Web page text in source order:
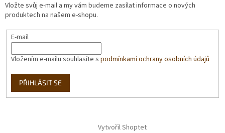
Vložte svůj e-mail a my vám budeme zasílat informace o nových
produktech na našem e-shopu.
E-mail
Vložením e-mailu souhlasíte s podmínkami ochrany osobních údajů
PŘIHLÁSIT SE
Vytvořil Shoptet